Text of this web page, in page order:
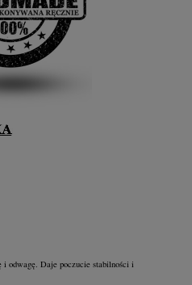
i odwagę. Daje poczucie stabilności i